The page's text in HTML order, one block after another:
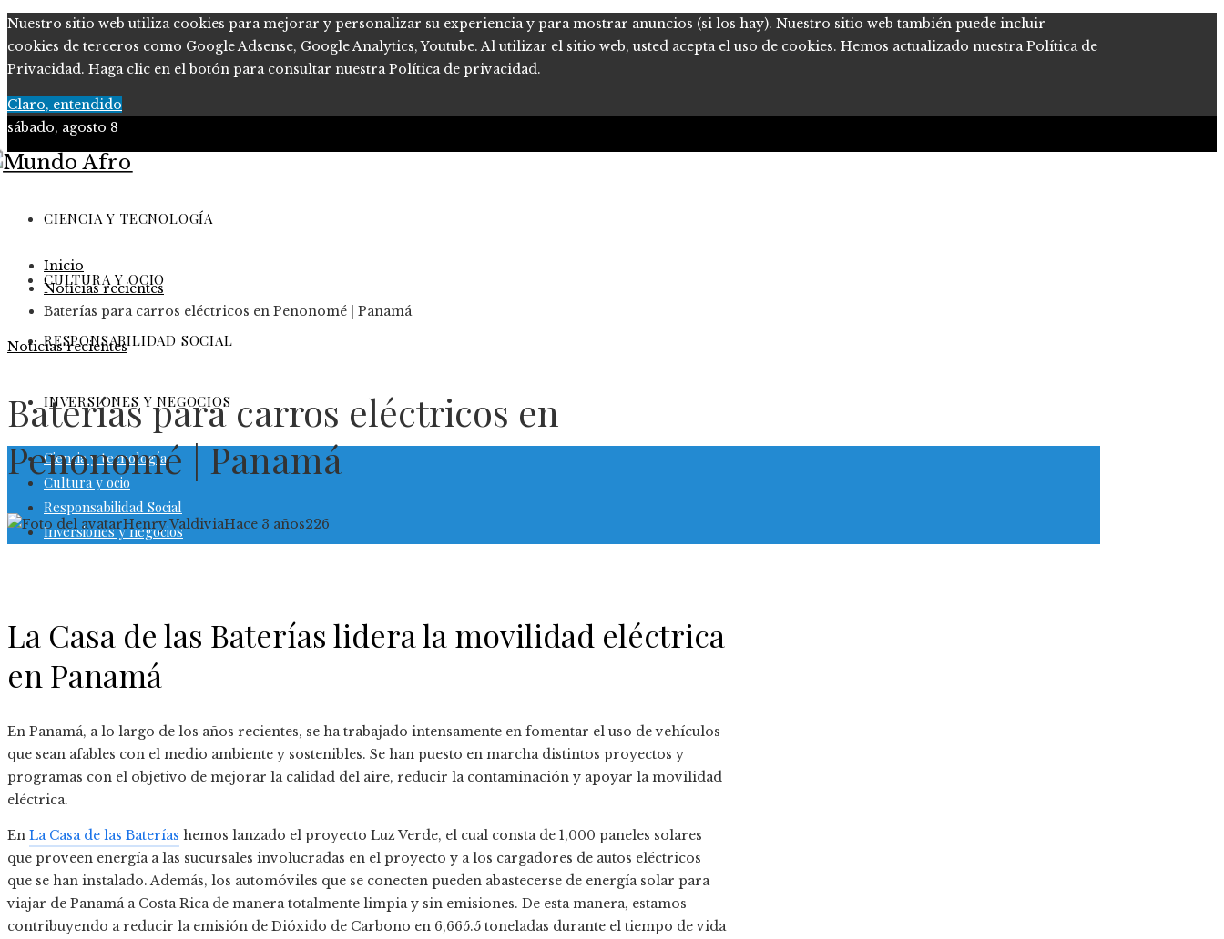
Nuestro sitio web utiliza cookies para mejorar y personalizar su experiencia y para mostrar anuncios (si los hay). Nuestro sitio web también puede incluir
cookies de terceros como Google Adsense, Google Analytics, Youtube. Al utilizar el sitio web, usted acepta el uso de cookies. Hemos actualizado nuestra Política de
Privacidad. Haga clic en el botón para consultar nuestra Política de privacidad.
Claro, entendido
sábado, agosto 8
Ciencia y tecnología
Inversiones y negocios
CIENCIA Y TECNOLOGÍA
CULTURA Y OCIO
RESPONSABILIDAD SOCIAL
INVERSIONES Y NEGOCIOS
Ciencia y tecnología
Cultura y ocio
Responsabilidad Social
Inversiones y negocios
Inicio
Noticias recientes
Baterías para carros eléctricos en Penonomé | Panamá
Noticias recientes
Baterías para carros eléctricos en
Penonomé | Panamá
Henry ValdiviaHace 3 años226
La Casa de las Baterías lidera la movilidad eléctrica
en Panamá
En Panamá, a lo largo de los años recientes, se ha trabajado intensamente en fomentar el uso de vehículos
que sean afables con el medio ambiente y sostenibles. Se han puesto en marcha distintos proyectos y
programas con el objetivo de mejorar la calidad del aire, reducir la contaminación y apoyar la movilidad
eléctrica.
En La Casa de las Baterías hemos lanzado el proyecto Luz Verde, el cual consta de 1,000 paneles solares
que proveen energía a las sucursales involucradas en el proyecto y a los cargadores de autos eléctricos
que se han instalado. Además, los automóviles que se conecten pueden abastecerse de energía solar para
viajar de Panamá a Costa Rica de manera totalmente limpia y sin emisiones. De esta manera, estamos
contribuyendo a reducir la emisión de Dióxido de Carbono en 6,665.5 toneladas durante el tiempo de vida